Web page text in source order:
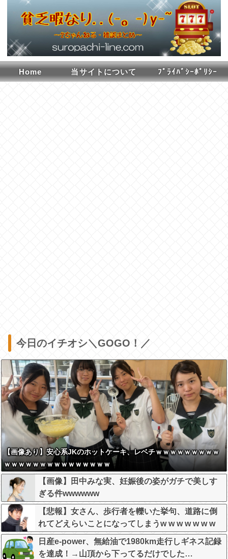
Home 当サイトについて ﾌﾟﾗｲﾊﾞｼｰﾎﾟﾘｼｰ
今日のイチオシ＼GOGO！／
【画像あり】安心系JKのホットケーキ、レベチｗｗｗｗｗｗｗｗｗ
ｗｗｗｗｗｗｗｗｗｗｗｗｗｗｗ
【画像】田中みな実、妊娠後の姿がガチで美しす
ぎる件wwwwww
【悲報】女さん、歩行者を轢いた挙句、道路に倒
れてどえらいことになってしまうw w w w w w w
日産e-power、無給油で1980km走行しギネス記録
を達成！→山頂から下ってるだけでした…